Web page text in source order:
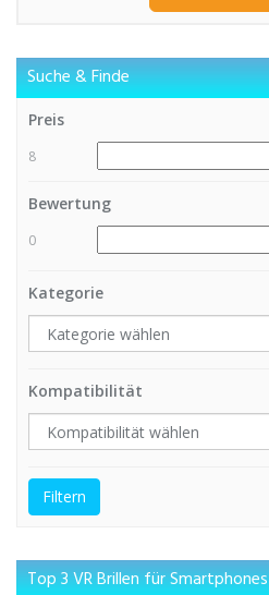
Suche & Finde
Preis
8
Bewertung
0
Kategorie
Kompatibilität
Filtern
Top 3 VR Brillen für Smartphones